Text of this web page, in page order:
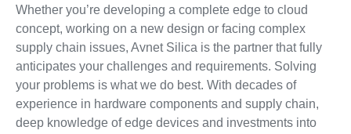
Whether you’re developing a complete edge to cloud
concept, working on a new design or facing complex
supply chain issues, Avnet Silica is the partner that fully
anticipates your challenges and requirements. Solving
your problems is what we do best. With decades of
experience in hardware components and supply chain,
deep knowledge of edge devices and investments into